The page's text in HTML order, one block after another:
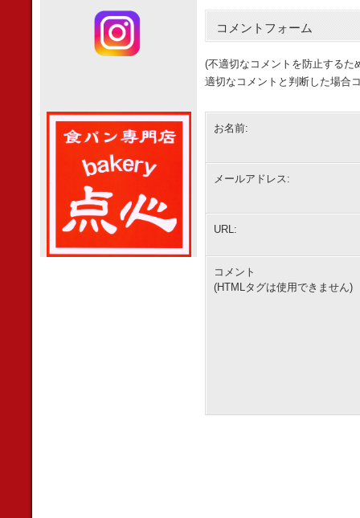
コメントフォーム
(不適切なコメントを防止するた
適切なコメントと判断した場合
お名前:
メールアドレス:
URL:
コメント
(HTMLタグは使用できません)